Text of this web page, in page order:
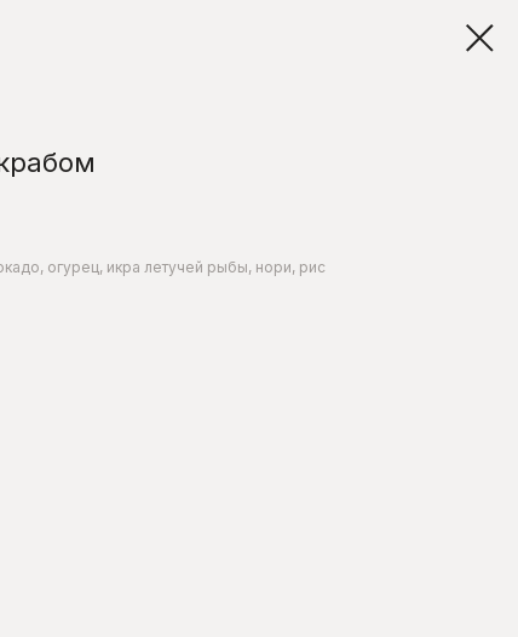
огурец, икра летучей рыбы, нори, рис